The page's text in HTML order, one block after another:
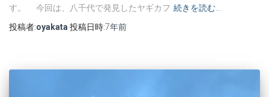
す。 今回は、八千代で発見したヤギカフ 続きを読む…
投稿者:oyakata 投稿日時:7年前